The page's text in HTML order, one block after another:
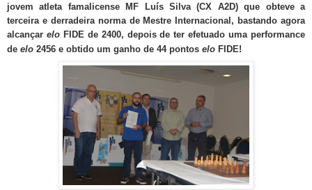
jovem atleta famalicense MF Luís Silva (CX A2D) que obteve a
terceira e derradeira norma de Mestre Internacional, bastando agora
alcançar eloFIDE de 2400, depois de ter efetuado uma performance
de elo 2456 e obtido um ganho de 44 pontos elo FIDE!